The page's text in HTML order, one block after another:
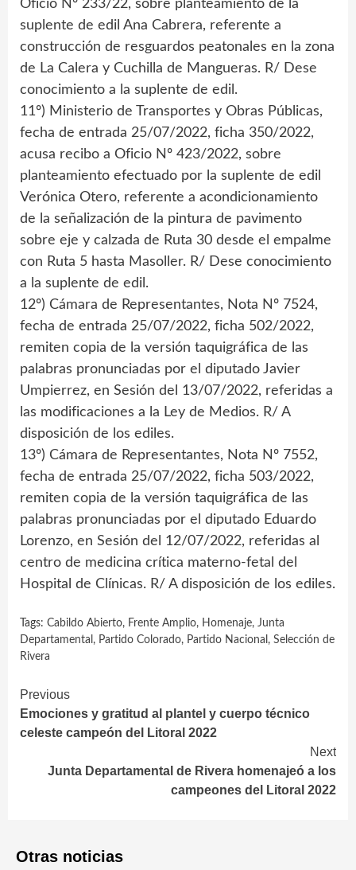
Oficio Nº 233/22, sobre planteamiento de la
suplente de edil Ana Cabrera, referente a
construcción de resguardos peatonales en la zona
de La Calera y Cuchilla de Mangueras. R/ Dese
conocimiento a la suplente de edil.
11º) Ministerio de Transportes y Obras Públicas,
fecha de entrada 25/07/2022, ficha 350/2022,
acusa recibo a Oficio Nº 423/2022, sobre
planteamiento efectuado por la suplente de edil
Verónica Otero, referente a acondicionamiento
de la señalización de la pintura de pavimento
sobre eje y calzada de Ruta 30 desde el empalme
con Ruta 5 hasta Masoller. R/ Dese conocimiento
a la suplente de edil.
12º) Cámara de Representantes, Nota Nº 7524,
fecha de entrada 25/07/2022, ficha 502/2022,
remiten copia de la versión taquigráfica de las
palabras pronunciadas por el diputado Javier
Umpierrez, en Sesión del 13/07/2022, referidas a
las modificaciones a la Ley de Medios. R/ A
disposición de los ediles.
13º) Cámara de Representantes, Nota Nº 7552,
fecha de entrada 25/07/2022, ficha 503/2022,
remiten copia de la versión taquigráfica de las
palabras pronunciadas por el diputado Eduardo
Lorenzo, en Sesión del 12/07/2022, referidas al
centro de medicina crítica materno-fetal del
Hospital de Clínicas. R/ A disposición de los ediles.
Tags: Cabildo Abierto, Frente Amplio, Homenaje, Junta
Departamental , Partido Colorado, Partido Nacional , Selección de
Rivera
Continue
Reading
Previous
Emociones y gratitud al plantel y cuerpo técnico
celeste campeón del Litoral 2022
Next
Junta Departamental de Rivera homenajeó a los
campeones del Litoral 2022
Otras noticias